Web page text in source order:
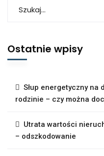
Ostatnie wpisy
Słup energetyczny na
rodzinie – czy można
Utrata wartości
– odszkodowanie